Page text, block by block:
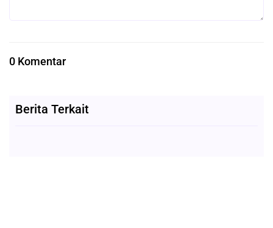
0 Komentar
Berita Terkait